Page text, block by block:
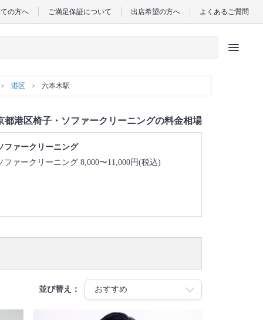
の方へ ご満足保証について 出店希望の方へ よくあるご質問
menu
港区 六本木駅
都港区椅子・ソファークリーニングの料金相場
ファークリーニング
ファークリーニング 8,000〜11,000円(税込)
並び替え：